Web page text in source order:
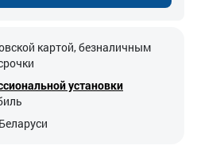
картой, безналичным
установки